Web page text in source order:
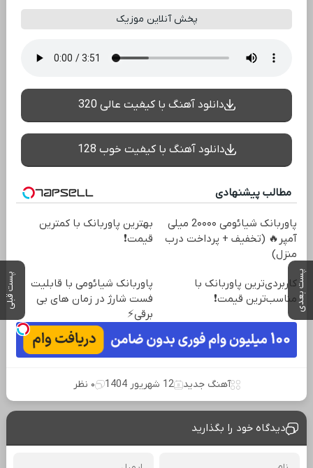
پست بعدی پست قبلی
پخش آنلاین موزیک
دانلود آهنگ با کیفیت عالی 320
دانلود آهنگ با کیفیت خوب 128
مطالب پیشنهادی
پاوربانک شیائومی 2۰۰۰۰ میلی
آمپر🔥 (تخفیف + پرداخت درب
منزل)
بهترین پاوربانک با کمترین
قیمت❗
کاربردی‌ترین پاوربانک با
مناسب‌ترین قیمت❗
پاوربانک شیائومی با قابلیت
فست شارژ در زمان های بی
برقی⚡
آهنگ جدید 12 شهریور 1404 ۰ نظر
دیدگاه خود را بگذارید